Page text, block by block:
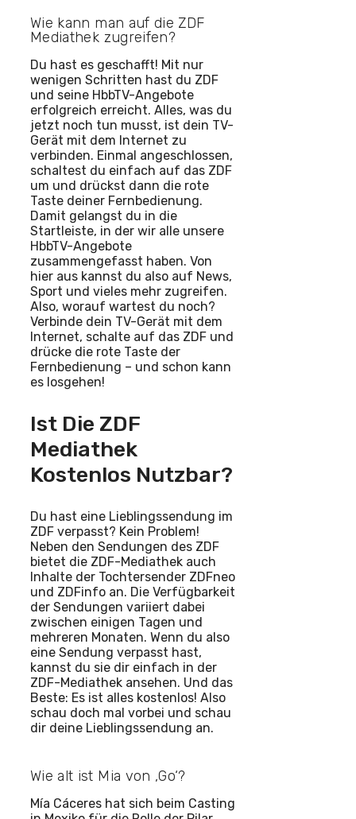
Wie kann man auf die ZDF
Mediathek zugreifen?
Du hast es geschafft! Mit nur
wenigen Schritten hast du ZDF
und seine HbbTV-Angebote
erfolgreich erreicht. Alles, was du
jetzt noch tun musst, ist dein TV-
Gerät mit dem Internet zu
verbinden. Einmal angeschlossen,
schaltest du einfach auf das ZDF
um und drückst dann die rote
Taste deiner Fernbedienung.
Damit gelangst du in die
Startleiste, in der wir alle unsere
HbbTV-Angebote
zusammengefasst haben. Von
hier aus kannst du also auf News,
Sport und vieles mehr zugreifen.
Also, worauf wartest du noch?
Verbinde dein TV-Gerät mit dem
Internet, schalte auf das ZDF und
drücke die rote Taste der
Fernbedienung – und schon kann
es losgehen!
Ist Die ZDF
Mediathek
Kostenlos Nutzbar?
Du hast eine Lieblingssendung im
ZDF verpasst? Kein Problem!
Neben den Sendungen des ZDF
bietet die ZDF-Mediathek auch
Inhalte der Tochtersender ZDFneo
und ZDFinfo an. Die Verfügbarkeit
der Sendungen variiert dabei
zwischen einigen Tagen und
mehreren Monaten. Wenn du also
eine Sendung verpasst hast,
kannst du sie dir einfach in der
ZDF-Mediathek ansehen. Und das
Beste: Es ist alles kostenlos! Also
schau doch mal vorbei und schau
dir deine Lieblingssendung an.
Wie alt ist Mia von ‚Go‘?
Mía Cáceres hat sich beim Casting